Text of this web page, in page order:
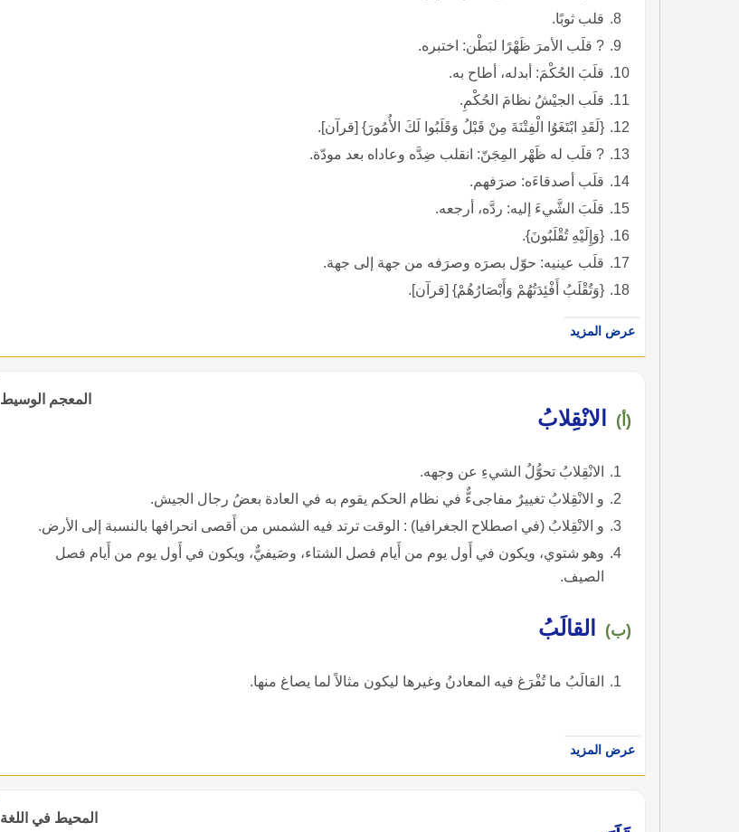
قلب ثوبًا.
? قلَب الأمرَ ظَهْرًا لبَطْن: اختبره.
قلَبَ الحُكْمَ: أبدله، أطاح به.
قلَب الجيْشُ نظامَ الحُكْمِ.
{لَقَدِ ابْتَغَوُا الْفِتْنَةَ مِنْ قَبْلُ وَقَلَبُوا لَكَ الأُمُورَ} [قرآن].
? قلَب له ظَهْر المِجَنّ: انقلب ضِدَّه وعاداه بعد مودّة.
قلَب أصدقاءَه: صرَفهم.
قلَبَ الشَّيءَ إليه: ردَّه، أرجعه.
{وَإِلَيْهِ تُقْلَبُونَ}.
قلَب عينيه: حوّل بصرَه وصرَفه من جهة إلى جهة.
{وَتُقْلَبُ أَفْئِدَتُهُمْ وَأَبْصَارُهُمْ} [قرآن].
عرض المزيد
المعجم الوسيط
(أ) الانْقِلابُ
الانْقِلابُ تحوُّلُ الشيءِ عن وجهه.
و الانْقِلابُ تغييرٌ مفاجىءٌّ في نظام الحكم يقوم به في العادة بعضُ رجال الجيش.
و الانْقِلابُ (في اصطلاح الجغرافيا) : الوقت ترتد فيه الشمس من أَقصى انحرافها بالنسبة إلى الأرض.
وهو شتوي، ويكون في أَول يوم من أَيام فصل الشتاء، وصَيفيٌّ، ويكون في أَول يوم من أَيام فصل
الصيف.
(ب) القالَبُ
القالَبُ ما تُفْرَغ فيه المعادنُ وغيرها ليكون مثالاً لما يصاغ منها.
عرض المزيد
المحيط في اللغة